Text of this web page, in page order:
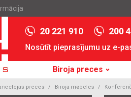
20 221 910 200
Nosūtīt pieprasījumu uz e-
Biroja preces
preces Biroja mēbeles